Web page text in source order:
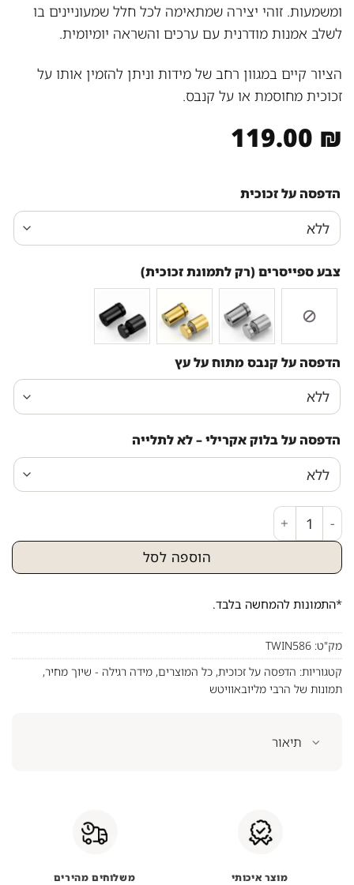
ומשמעות. זוהי יצירה שמתאימה לכל חלל שמעוניינים בו
לשלב אמנות מודרנית עם ערכים והשראה יומיומית.
הציור קיים במגוון רחב של מידות וניתן להזמין אותו על
זכוכית מחוסמת או על קנבס.
119.00 ₪
הדפסה על זכוכית
צבע ספייסרים (רק לתמונת זכוכית)
הדפסה על קנבס מתוח על עץ
הדפסה על בלוק אקרילי – לא לתלייה
כמות של ציור פופ אפ צבעוני של הרבי מליובאוויטש מחייך
הוספה לסל
*התמונות להמחשה בלבד.
מק"ט: TWIN586
קטגוריות: הדפסה על זכוכית, כל המוצרים, מידה רגילה - שיוך מחיר,
תמונות של הרבי מליובאוויטש
תיאור
מוצר איכותי משלוחים מהירים